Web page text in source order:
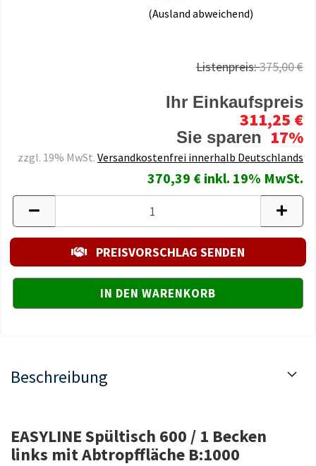
(Ausland abweichend)
Listenpreis:375,00 €
Ihr Einkaufspreis
311,25 €
Sie sparen 17%
zzgl. 19% MwSt. Versandkostenfrei innerhalb Deutschlands
370,39 € inkl. 19% MwSt.
PREISVORSCHLAG SENDEN
Beschreibung
EASYLINE Spültisch 600 / 1 Becken
links mit Abtropffläche B:1000